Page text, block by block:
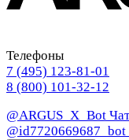
Телефоны
7 (495) 123-81-01
8 (800) 101-32-12
@ARGUS_X_Bot
@id7720669687_bot